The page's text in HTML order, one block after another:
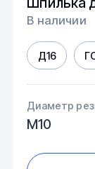
В наличии
Д16
Диаметр
М10